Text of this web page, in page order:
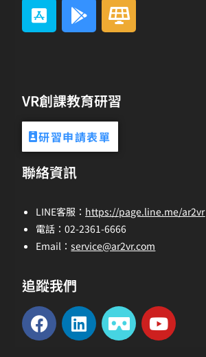
VR創課教育研習
研習申請表單
聯絡資訊
LINE客服： https://page.line.me/ar2vr
電話：02-2361-6666
Email：service@ar2vr.com
追蹤我們